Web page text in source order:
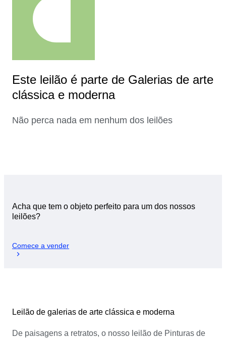
Este leilão é parte de Galerias de arte
clássica e moderna
Não perca nada em nenhum dos leilões
Acha que tem o objeto perfeito para um dos nossos
leilões?
Comece a vender
Leilão de galerias de arte clássica e moderna
De paisagens a retratos, o nosso leilão de Pinturas de